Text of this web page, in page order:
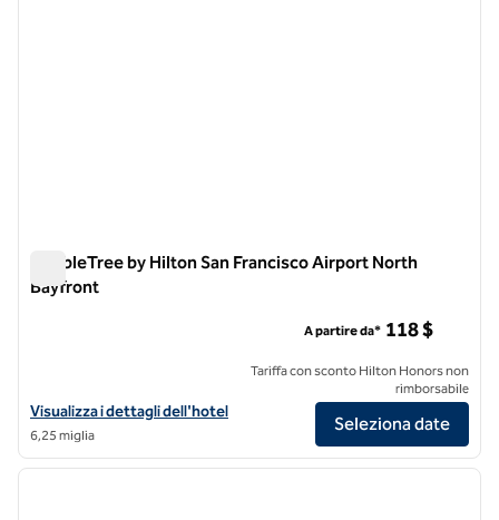
DoubleTree by Hilton San Francisco Airport North
Bayfront
Visualizza i dettagli dell'hotel DoubleTree by Hilton San Francisco
Visualizza i dettagli dell'hotel
6,25 miglia
A partire da* 118 $
Tariffa con sconto Hilton Honors non
rimborsabile
Seleziona date
1/12
1 di 12